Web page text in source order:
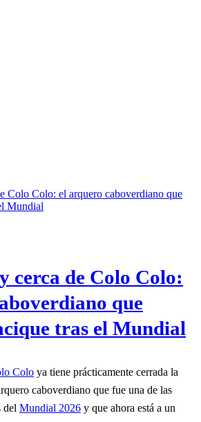
cerca de Colo Colo:
que
tras el Mundial
Colo ya tiene prácticamente cerrada la
caboverdiano que fue una de las
del Mundial 2026 y que ahora está a un